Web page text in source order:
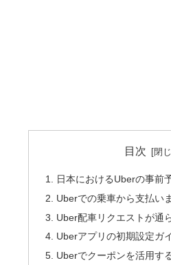
目次
日本におけるUberの事前
Uberでの乗車から支払い
Uber配車リクエストが通
Uberアプリの初期設定ガ
Uberでクーポンを活用す